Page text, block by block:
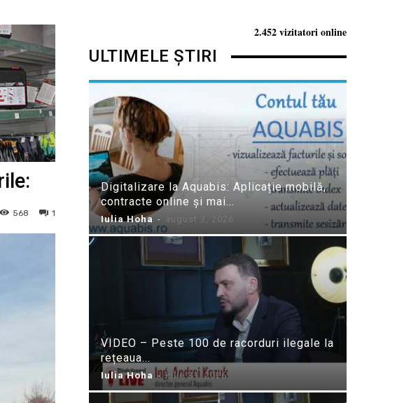
1
568
2.452 vizitatori online
ULTIMELE ȘTIRI
Digitalizare la Aquabis: Aplicație mobilă,
contracte online și mai...
Iulia Hoha - august 3, 2026
VIDEO – Peste 100 de racorduri ilegale la
rețeaua...
Iulia Hoha - iulie 31, 2026